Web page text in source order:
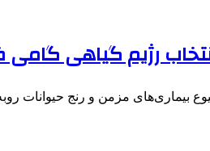
رژیم گیاهی
بیماری‌های مزمن و رنج حیوانات